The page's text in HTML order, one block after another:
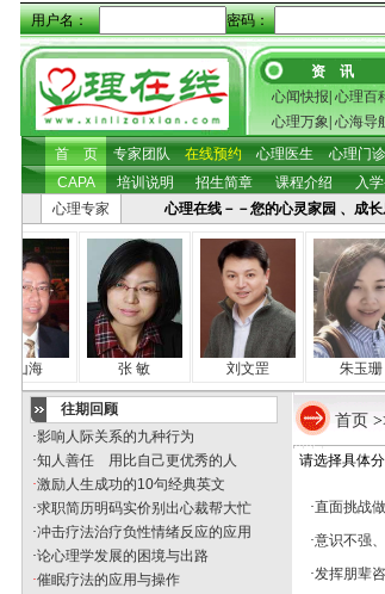
用户名： 密码：
资 讯
心闻快报 心理百
心理万象 心海导
首 页
专家团队 在线预约 心理医生 心理门诊
CAPA
培训说明 招生简章 课程介绍 入
心理专家
心理在线－－您的心灵家园 、
房山海 张 敏 刘文罡 朱玉珊
往期回顾
·影响人际关系的九种行为
·知人善任 用比自己更优秀的人
·激励人生成功的10句经典英文
·求职简历明码实价别出心裁帮大忙
·冲击疗法治疗负性情绪反应的应用
·论心理学发展的困境与出路
·催眠疗法的应用与操作
首页
请选择具体分
·直面挑战
·意识不强
·发挥朋辈